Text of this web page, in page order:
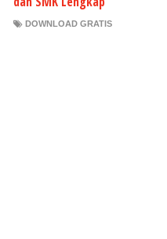
DOWNLOAD GRATIS